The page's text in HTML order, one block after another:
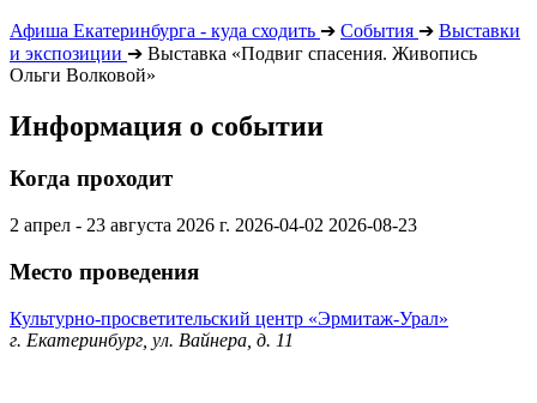
Афиша Екатеринбурга - куда сходить ➔ События ➔ Выставки
и экспозиции ➔ Выставка «Подвиг спасения. Живопись
Ольги Волковой»
Информация о событии
Когда проходит
2 апрел - 23 августа 2026 г. 2026-04-02 2026-08-23
Место проведения
Культурно-просветительский центр «Эрмитаж-Урал»
г. Екатеринбург, ул. Вайнера, д. 11